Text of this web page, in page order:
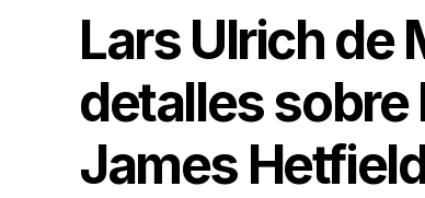
Lars Ulrich de
detalles sobre
James